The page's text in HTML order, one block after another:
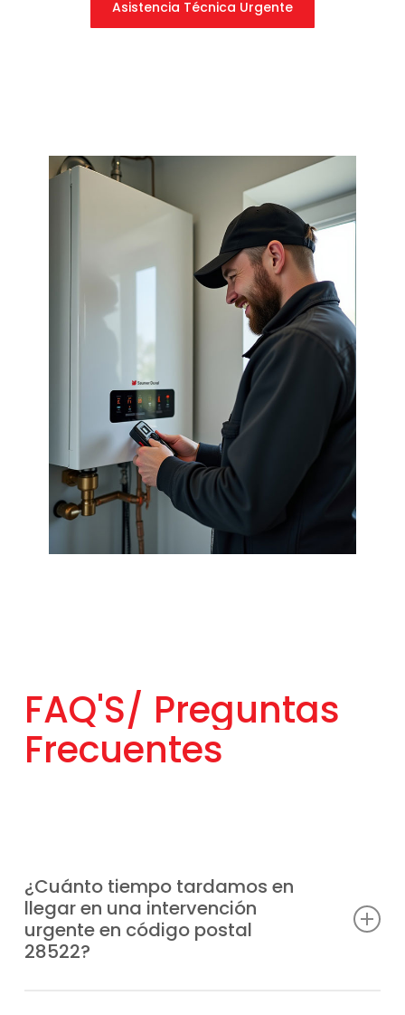
Asistencia Técnica Urgente
FAQ'S/ Preguntas
Frecuentes
¿Cuánto tiempo tardamos en
llegar en una intervención
urgente en código postal
28522?